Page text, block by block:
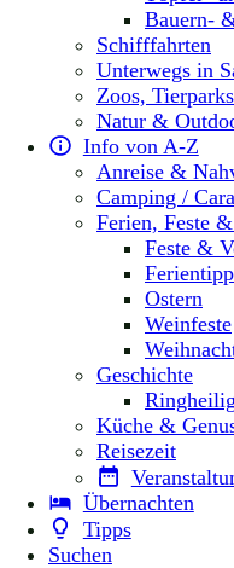
Bauern-
Schifffahrten
Unterwegs in
Zoos,
Natur &
Info von A-Z
Anreise &
Camping /
Ferien, Feste
Feste &
Ostern
Weinfeste
Geschichte
Küche &
Reisezeit
Übernachten
Tipps
Suchen